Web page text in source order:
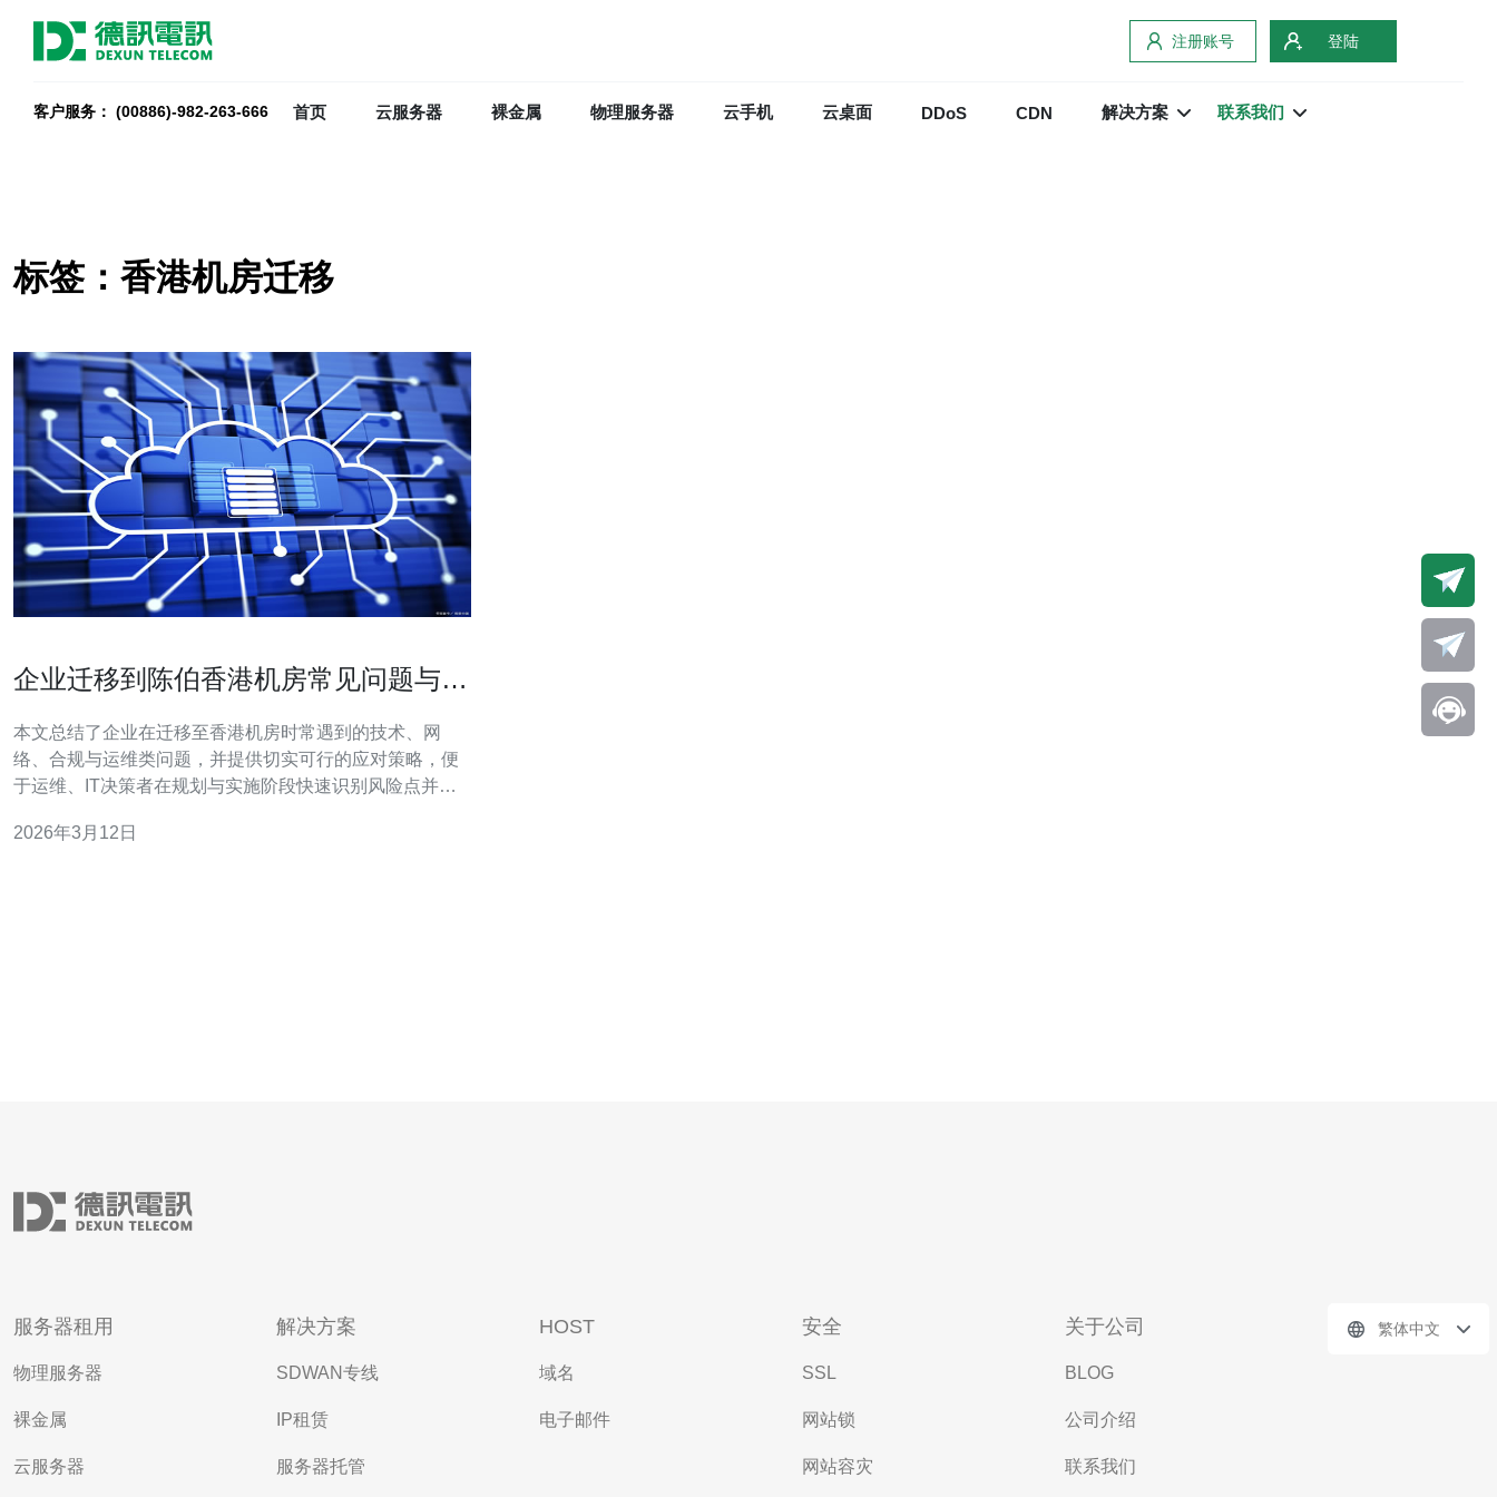
注册账号 登陆
客户服务： (00886)-982-263-666 首页 云服务器 裸金属 物理服务器 云手机 云桌面 DDoS CDN 解决方案 联系我们
标签：香港机房迁移
企业迁移到陈伯香港机房常见问题与解
本文总结了企业在迁移至香港机房时常遇到的技术、网
络、合规与运维类问题，并提供切实可行的应对策略，便
于运维、IT决策者在规划与实施阶段快速识别风险点并采
产规模、依赖关系和合规要求。一般中小型项目从评估到
2026年3月12日
服务器租用
物理服务器
裸金属
云服务器
解决方案
SDWAN专线
IP租赁
服务器托管
HOST
域名
电子邮件
安全
SSL
网站锁
网站容灾
关于公司
BLOG
公司介绍
联系我们
繁体中文